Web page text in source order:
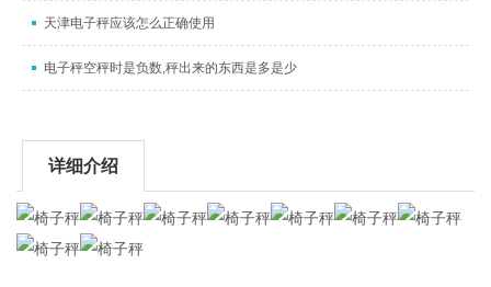
天津电子秤应该怎么正确使用
电子秤空秤时是负数,秤出来的东西是多是少
详细介绍